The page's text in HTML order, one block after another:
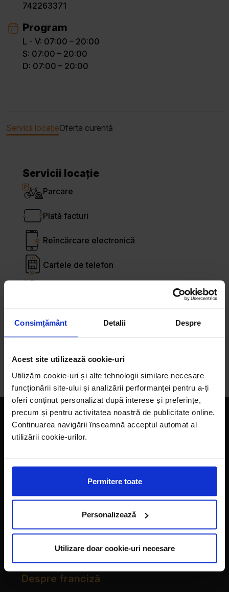
Consimțământ Detalii Despre
Acest site utilizează cookie-uri
Utilizăm cookie-uri și alte tehnologii similare necesare
funcționării site-ului și analizării performanței pentru a-ți
oferi conținut personalizat după interese și preferințe,
precum și pentru activitatea noastră de publicitate online.
Continuarea navigării înseamnă acceptul automat al
utilizării cookie-urilor.
Permitere toate
Personalizează
Utilizare doar cookie-uri necesare
742263371
Program
L - V: 07:00 – 20:00
S: 07:00 – 20:00
D: 07:00 – 20:00
Servicii locațieOferta curentă
Servicii locație
Parcare
Plată facturi
Reîncărcare electronică
Cartele de telefon
Plată cu cardul
Pariuri sportive
Companie
Despre noi
Contact
Vecinii au talent
Despre franciză